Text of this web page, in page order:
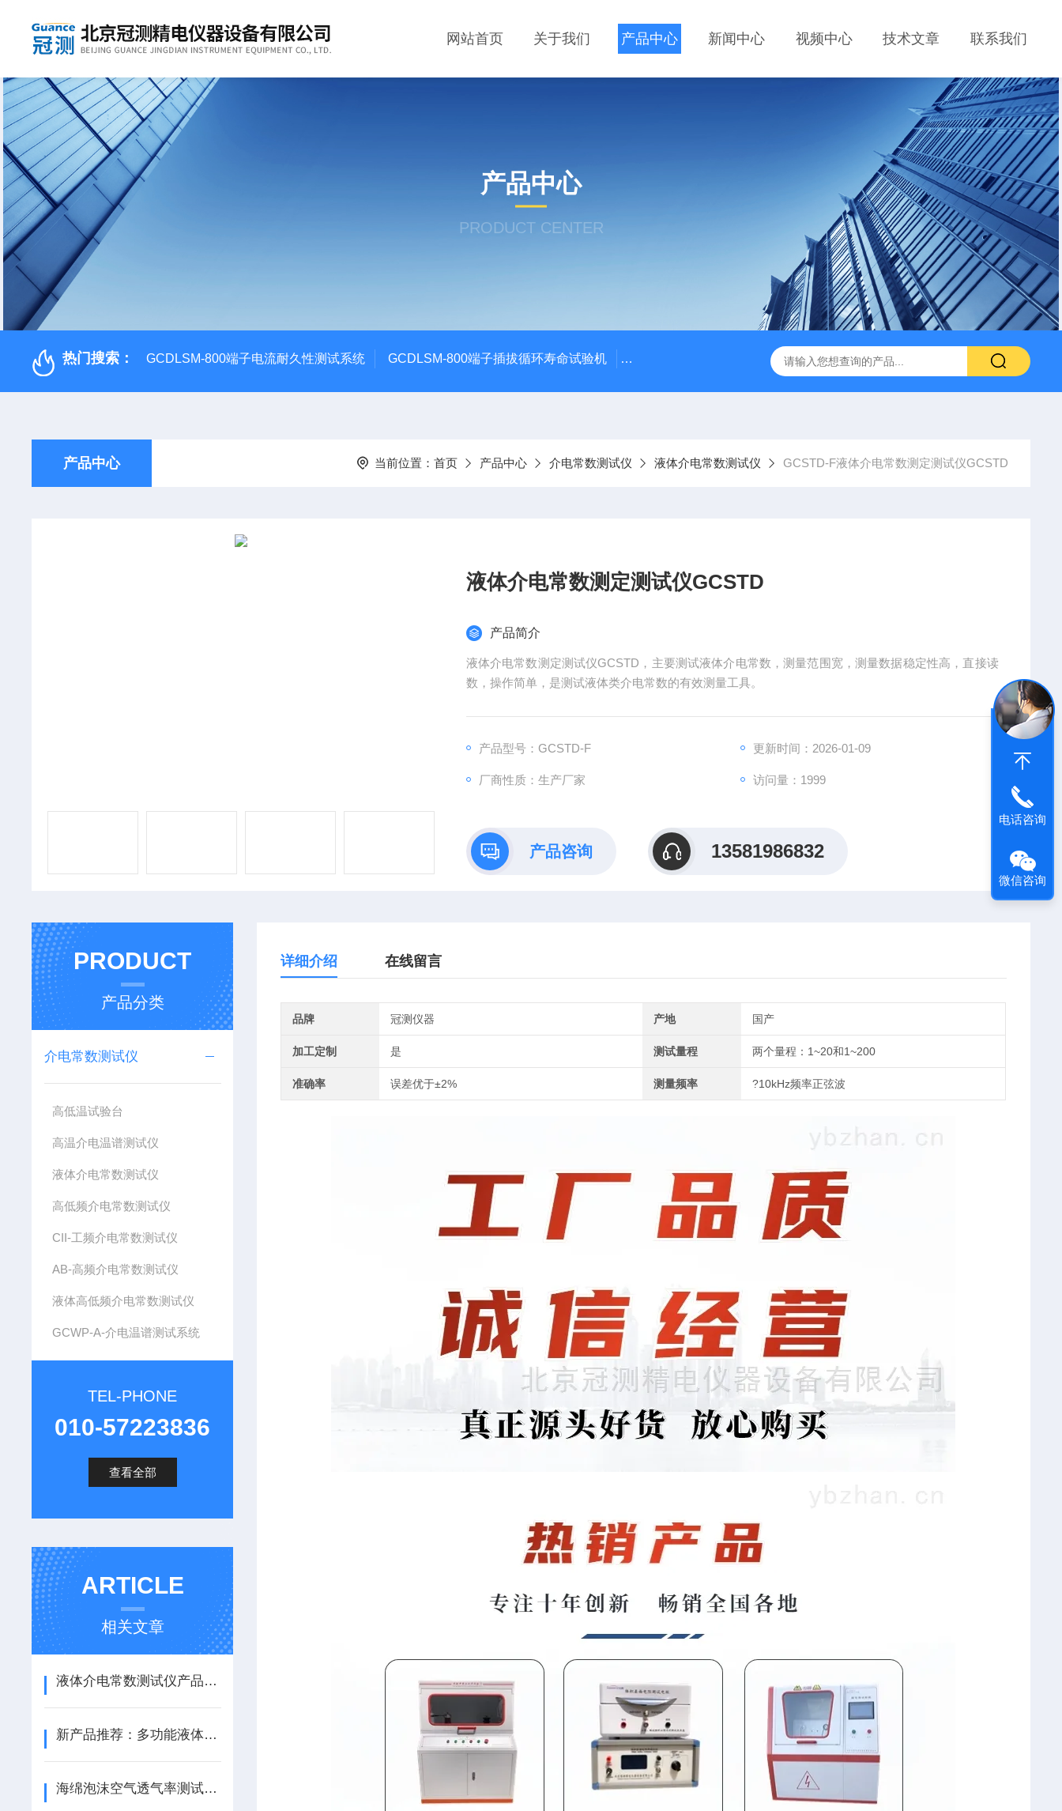
网站首页 关于我们 产品中心 新闻中心 视频中心 技术文章 联系我们
产品中心
PRODUCT CENTER
热门搜索： GCDLSM-800端子电流耐久性测试系统 GCDLSM-800端子插拔循环寿命试验机 GCDLSM-800端子高低温循环测试仪 GCDLSM-800端子电流循环寿命试
产品中心 当前位置： 首页 产品中心 介电常数测试仪 液体介电常数测试仪 GCSTD-F液体介电常数测定测试仪GCSTD
液体介电常数测定测试仪GCSTD
产品简介
液体介电常数测定测试仪GCSTD，主要测试液体介电常数，测量范围宽，测量数据稳定性高，直接读
数，操作简单，是测试液体类介电常数的有效测量工具。
产品型号：GCSTD-F 更新时间：2026-01-09
厂商性质：生产厂家 访问量：1999
产品咨询 13581986832
PRODUCT
产品分类
介电常数测试仪
高低温试验台
高温介电温谱测试仪
液体介电常数测试仪
高低频介电常数测试仪
CII-工频介电常数测试仪
AB-高频介电常数测试仪
液体高低频介电常数测试仪
GCWP-A-介电温谱测试系统
TEL-PHONE
010-57223836
查看全部
ARTICLE
相关文章
液体介电常数测试仪产品介绍
新产品推荐：多功能液体特性分析仪（介电常数、密度、温度、粘度）
海绵泡沫空气透气率测试仪使用中常见问题及解决办法
详细介绍 在线留言
品牌 冠测仪器 产地 国产
加工定制 是 测试量程 两个量程：1~20和1~200
准确率 误差优于±2% 测量频率 ?10kHz频率正弦波
电话咨询
微信咨询